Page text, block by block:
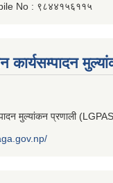
:
कार्यसम्पादन
मुल्यांकन प्रणाली